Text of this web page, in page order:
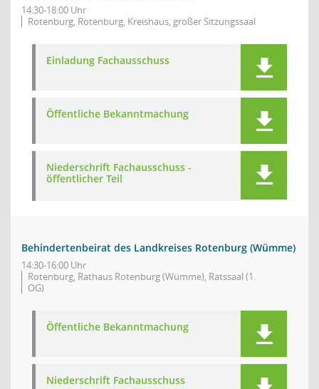
14:30-18:00 Uhr
Rotenburg, Rotenburg, Kreishaus, großer Sitzungssaal
Einladung Fachausschuss
Öffentliche Bekanntmachung
Niederschrift Fachausschuss -
öffentlicher Teil
Behindertenbeirat des Landkreises Rotenburg (Wümme)
14:30-16:00 Uhr
Rotenburg, Rathaus Rotenburg (Wümme), Ratssaal (1.
OG)
Öffentliche Bekanntmachung
Niederschrift Fachausschuss